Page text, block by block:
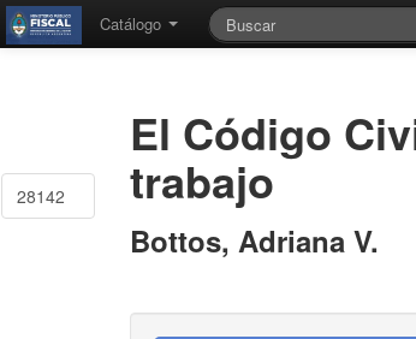
Catálogo
28142
El Código
trabajo
Bottos, Adriana V.